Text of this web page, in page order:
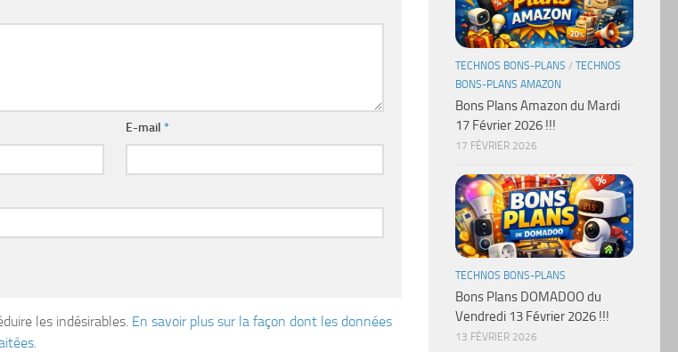
E-mail*
les indésirables. En savoir plus sur la façon dont les données
TECHNOS BONS-PLANS / TECHNOS
BONS-PLANS AMAZON
Bons Plans Amazon du Mardi
17 Février 2026 !!!
17 FÉVRIER 2026
TECHNOS BONS-PLANS
Bons Plans DOMADOO du
Vendredi 13 Février 2026 !!!
13 FÉVRIER 2026